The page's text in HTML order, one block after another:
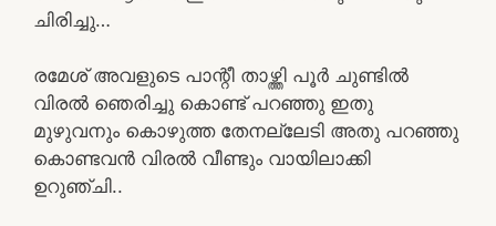
ചിരിച്ചു…
രമേശ് അവളുടെ പാന്റീ താഴ്ത്തി പൂർ ചുണ്ടിൽ
വിരൽ ഞെരിച്ചു കൊണ്ട് പറഞ്ഞു ഇതു
മുഴുവനും കൊഴുത്ത തേനല്ലേടി അതു പറഞ്ഞു
കൊണ്ടവൻ വിരൽ വീണ്ടും വായിലാക്കി
ഉറുഞ്ചി..